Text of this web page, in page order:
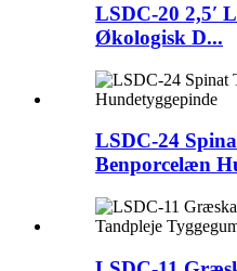
LSDC-20 2,5′
Økologisk D...
LSDC-24
Benporcelæn